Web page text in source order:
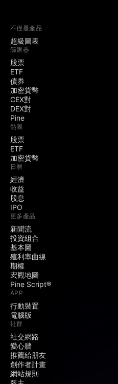
不僅是產品
超級圖表
篩選器
股票
ETF
債券
加密貨幣
CEX對
DEX對
Pine
熱圖
股票
ETF
加密貨幣
日曆
經濟
收益
股息
IPO
更多產品
新聞流
投資組合
基本圖
殖利率曲線
期權
宏觀地圖
Pine Script®
APP
行動裝置
電腦版
社群
社交網路
愛心牆
推薦給朋友
創作者計畫
網站規則